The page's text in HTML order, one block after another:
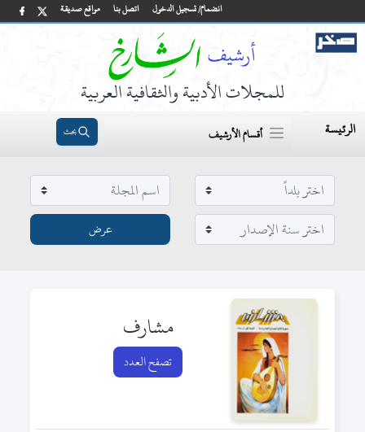
مواقع صديقة اتصل بنا انضمام/ تسجيل الدخول
للمجلات الأدبية والثقافية العربية
الرئيسة أقسام الأرشيف بحث
مشارف
تصفح العدد